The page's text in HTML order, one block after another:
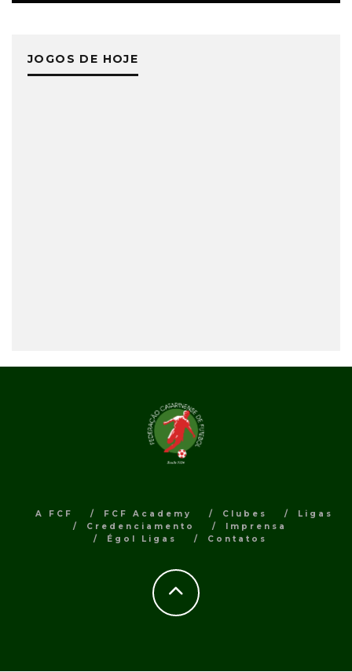
JOGOS DE HOJE
A FCF FCF Academy Clubes
Ligas
Credenciamento
Imprensa
Égol Ligas
Contatos